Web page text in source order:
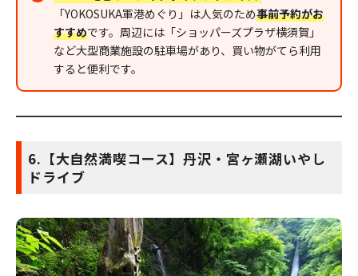
「YOKOSUKA軍港めぐり」は人気のため事前予約がお
すすめです。周辺には「ショッパーズプラザ横須賀」
など大型商業施設の駐車場があり、買い物がてら利用
すると便利です。
6.【大自然満喫コース】丹沢・宮ヶ瀬湖いやし
ドライブ